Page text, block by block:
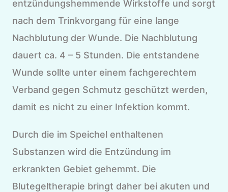
entzündungshemmende Wirkstoffe und sorgt
nach dem Trinkvorgang für eine lange
Nachblutung der Wunde. Die Nachblutung
dauert ca. 4 – 5 Stunden. Die entstandene
Wunde sollte unter einem fachgerechtem
Verband gegen Schmutz geschützt werden,
damit es nicht zu einer Infektion kommt.
Durch die im Speichel enthaltenen
Substanzen wird die Entzündung im
erkrankten Gebiet gehemmt. Die
Blutegeltherapie bringt daher bei akuten und